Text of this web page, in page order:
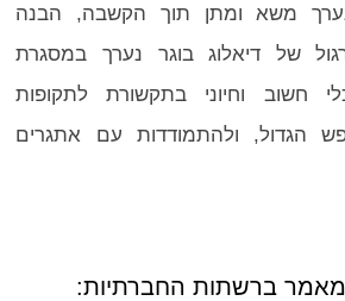
משא ומתן תוך הקשבה, הבנה
של דיאלוג בוגר נערך במסגרת
חשוב וחיוני בתקשורת לתקופות
הגדול, ולהתמודדות עם אתגרים
ברשתות החברתיות: